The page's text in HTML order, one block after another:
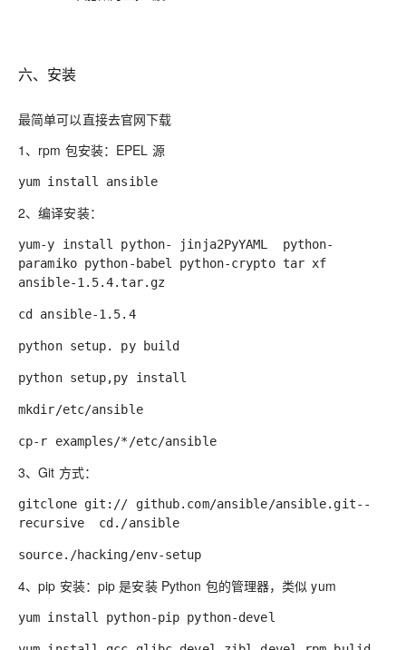
六、安装
最简单可以直接去官网下载
1 、rpm 包安装： EPEL 源
yum install ansible
2、编译安装：
yum-y install python- jinja2PyYAML python-
paramiko python-babel python-crypto tar xf
ansible-1.5.4.tar.gz
cd ansible-1.5.4
python setup. py build
python setup,py install
mkdir/etc/ansible
cp-r examples/*/etc/ansible
3、Git 方式：
gitclone git:// github.com/ansible/ansible.git--
recursive cd./ansible
source./hacking/env-setup
4、pip 安装： pip 是安装 Python 包的管理器，类似 yum
yum install python-pip python-devel